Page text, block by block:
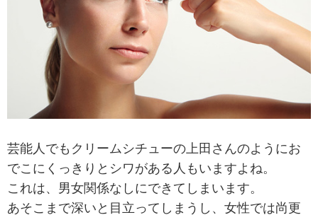
芸能人でもクリームシチューの上田さんのようにお
でこにくっきりとシワがある人もいますよね。
これは、男女関係なしにできてしまいます。
あそこまで深いと目立ってしまうし、女性では尚更